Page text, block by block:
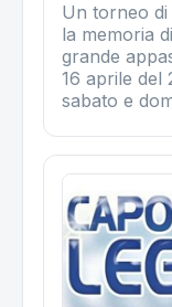
Un torneo
la memoria
grande
16 aprile del
sabato e